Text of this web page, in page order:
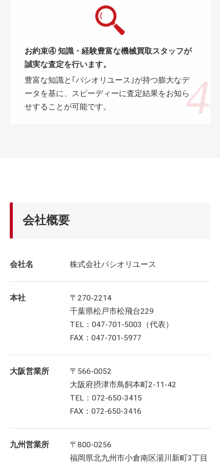
お約束④ 知識・経験豊富な機械買取スタッフが
誠実な査定を行います。
豊富な知識と｢パシオリユース｣が持つ膨大なデ
ータを基に、スピーディーに査定結果をお知ら
せすることが可能です。
会社概要
会社名 株式会社パシオリユース
本社
〒270-2214
千葉県松戸市松飛台229
TEL：047-701-5003（代表）
FAX：047-701-5977
大阪営業所
〒566-0052
大阪府摂津市鳥飼本町2-11-42
TEL：072-650-3415
FAX：072-650-3416
九州営業所
〒800-0256
福岡県北九州市小倉南区湯川新町3丁目